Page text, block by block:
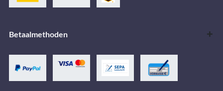
Betaalmethoden